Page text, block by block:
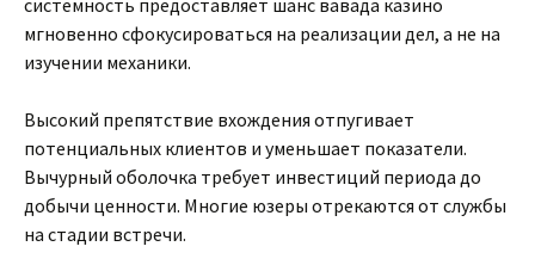
системность предоставляет шанс вавада казино
мгновенно сфокусироваться на реализации дел, а не на
изучении механики.
Высокий препятствие вхождения отпугивает
потенциальных клиентов и уменьшает показатели.
Вычурный оболочка требует инвестиций периода до
добычи ценности. Многие юзеры отрекаются от службы
на стадии встречи.